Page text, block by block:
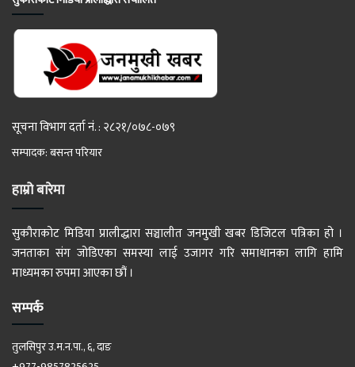
सूचना विभाग दर्ता नं. : २८२१/०७८-०७९
सम्पादक: बसन्त परियार
हाम्रो बारेमा
सुकौराकोट मिडिया प्रालीद्धारा सञ्चालीत जनमुखी खबर डिजिटल पत्रिका हो ।
जनताका संग जोडिएका समस्या लाई उजागर गरि समाधानका लागि हामि
माध्यमका रुपमा आएका छौं ।
सम्पर्क
तुलसिपुर उ.म.न.पा., ६, दाङ